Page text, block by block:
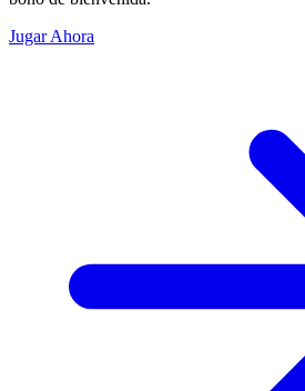
Jugar Ahora